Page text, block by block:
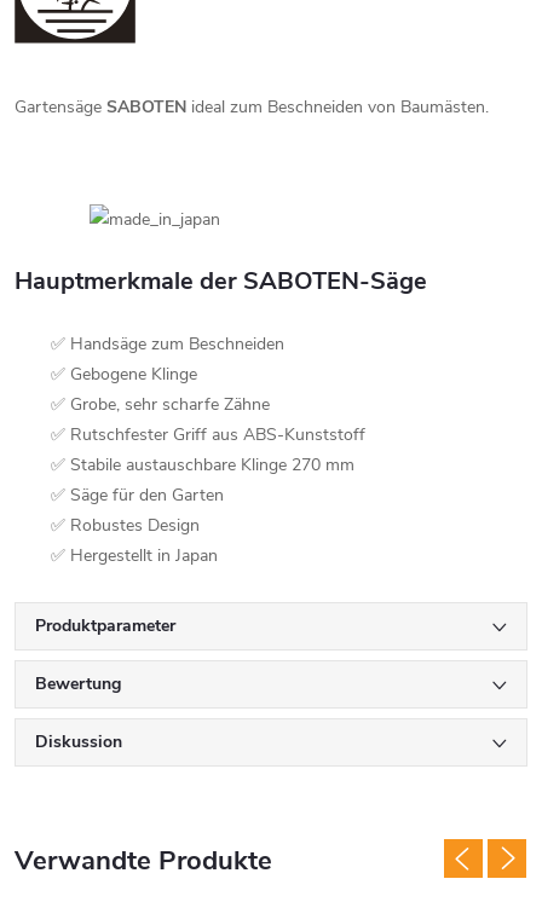
Gartensäge SABOTEN ideal zum Beschneiden von Baumästen.
Hauptmerkmale der SABOTEN-Säge
✅ Handsäge zum Beschneiden
✅ Gebogene Klinge
✅ Grobe, sehr scharfe Zähne
✅ Rutschfester Griff aus ABS-Kunststoff
✅ Stabile austauschbare Klinge 270 mm
✅ Säge für den Garten
✅ Robustes Design
✅ Hergestellt in Japan
Produktparameter
Bewertung
Diskussion
Verwandte Produkte